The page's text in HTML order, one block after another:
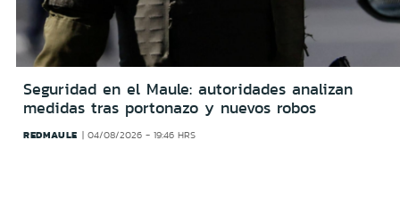
Seguridad en el Maule: autoridades analizan
medidas tras portonazo y nuevos robos
REDMAULE 04/08/2026 - 19:46 HRS